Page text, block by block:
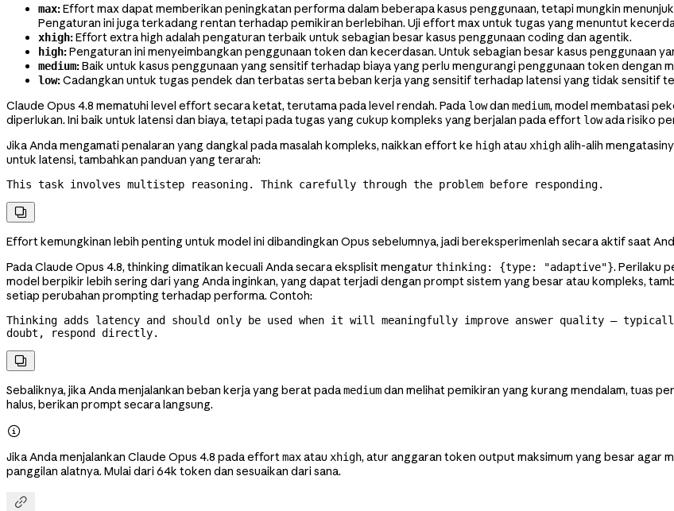
max:Effort max dapat memberikan peningkatan performa dalam beberapa kasus penggunaan, tetapi mungkin
Pengaturan ini juga terkadang rentan terhadap pemikiran berlebihan. Uji effort max untuk tugas yang menuntut
xhigh:Effort extra high adalah pengaturan terbaik untuk sebagian besar kasus penggunaan coding dan agentik.
high:Pengaturan ini menyeimbangkan penggunaan token dan kecerdasan. Untuk sebagian besar kasus penggunaan
medium:Baik untuk kasus penggunaan yang sensitif terhadap biaya yang perlu mengurangi penggunaan token dengan
low:Cadangkan untuk tugas pendek dan terbatas serta beban kerja yang sensitif terhadap latensi yang tidak sensitif
Claude Opus 4.8 mematuhi level effort secara ketat, terutama pada level rendah. Pada lowdan medium, model membatasi
diperlukan. Ini baik untuk latensi dan biaya, tetapi pada tugas yang cukup kompleks yang berjalan pada effort lowada risiko
Jika Anda mengamati penalaran yang dangkal pada masalah kompleks, naikkan effort ke highatau xhighalih-alih
untuk latensi, tambahkan panduan yang terarah:
This task involves multistep reasoning. Think carefully through the problem before responding.

Effort kemungkinan lebih penting untuk model ini dibandingkan Opus sebelumnya, jadi bereksperimenlah secara aktif saat
Pada Claude Opus 4.8, thinking dimatikan kecuali Anda secara eksplisit mengatur thinking: {type: "adaptive"}. Perilaku
model berpikir lebih sering dari yang Anda inginkan, yang dapat terjadi dengan prompt sistem yang besar atau kompleks,
setiap perubahan prompting terhadap performa. Contoh:
Thinking adds latency and should only be used when it will meaningfully improve answer quality —
doubt, respond directly.

Sebaliknya, jika Anda menjalankan beban kerja yang berat padamediumdan melihat pemikiran yang kurang mendalam, tuas
halus, berikan prompt secara langsung.

Jika Anda menjalankan Claude Opus 4.8 pada effort maxatau xhigh, atur anggaran token output maksimum yang besar agar
panggilan alatnya. Mulai dari 64k token dan sesuaikan dari sana.
